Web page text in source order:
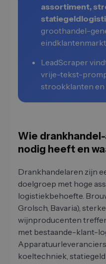
assortiment,
groothandel-
LeadScraper
vrije-tekst-
strookklanten en
Wie
nodig heeft en
Drankhandelaren zijn
doelgroep met hoge
logistiekbehoefte.
Grolsch, Bavaria),
wijnproducenten
met bestaande-klant-
koeltechniek,